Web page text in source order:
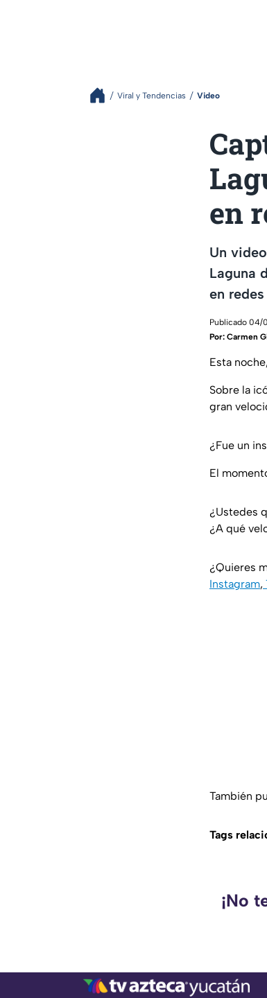
Viral y Tendencias Video
en
Un
Laguna
en
Publicado 04/
Por: Carmen
Esta
Sobre la
gran
¿Fue un
El
¿Ustedes
¿A qué
¿Quieres
Instagram,
También
Tags
¡No